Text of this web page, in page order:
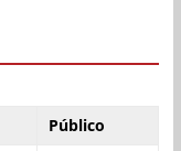
Público